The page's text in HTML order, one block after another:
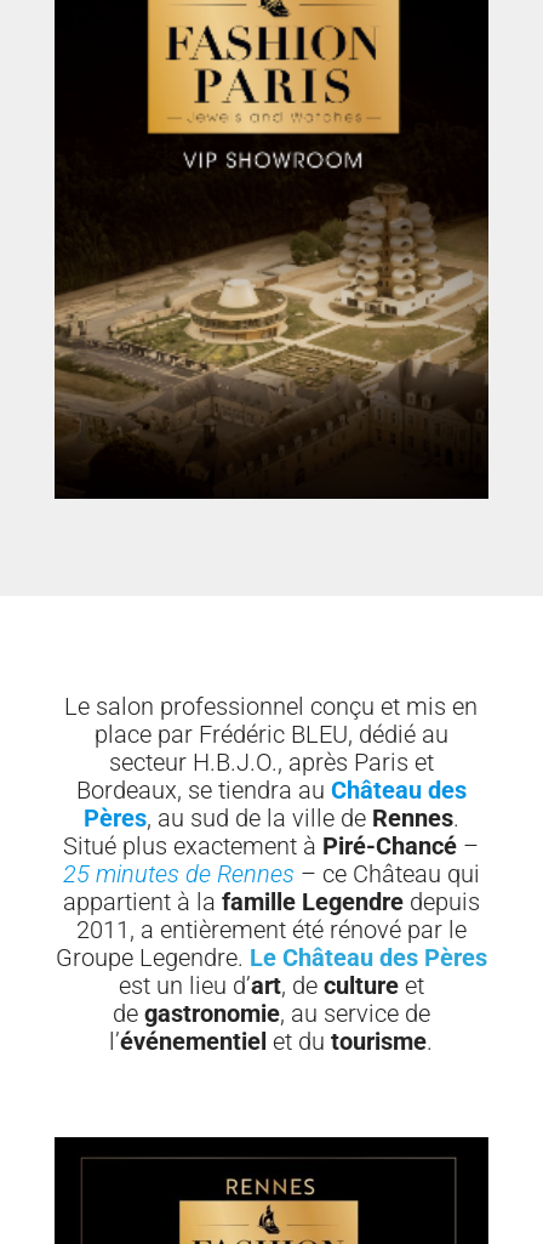
Le salon professionnel conçu et mis en
place par Frédéric BLEU, dédié au
secteur H.B.J.O., après Paris et
Bordeaux, se tiendra au Château des
Pères, au sud de la ville de Rennes.
Situé plus exactement à Piré-Chancé –
25 minutes de Rennes – ce Château qui
appartient à la famille Legendre depuis
2011, a entièrement été rénové par le
Groupe Legendre. Le Château des Pères
est un lieu d’art, de culture et
de gastronomie, au service de
l’événementielet dutourisme.